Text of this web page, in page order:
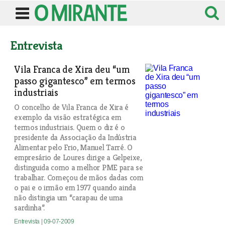
Entrevista
Vila Franca de Xira deu “um
passo gigantesco” em termos
industriais
O concelho de Vila Franca de Xira é
exemplo da visão estratégica em
termos industriais. Quem o diz é o
presidente da Associação da Indústria
Alimentar pelo Frio, Manuel Tarré. O
empresário de Loures dirige a Gelpeixe,
distinguida como a melhor PME para se
trabalhar. Começou de mãos dadas com
o pai e o irmão em 1977 quando ainda
não distingia um “carapau de uma
sardinha”.
Entrevista | 09-07-2009